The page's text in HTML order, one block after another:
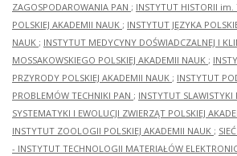
ZAGOSPODAROWANIA PAN ; INSTYTUT HISTORII im.
POLSKIEJ AKADEMII NAUK ; INSTYTUT JĘZYKA
NAUK ; INSTYTUT MEDYCYNY DOŚWIADCZALNEJ I
MOSSAKOWSKIEGO POLSKIEJ AKADEMII NAUK ;
PRZYRODY POLSKIEJ AKADEMII NAUK ; INSTYTUT
PROBLEMÓW TECHNIKI PAN ; INSTYTUT SLAWISTYKI
SYSTEMATYKI I EWOLUCJI ZWIERZĄT POLSKIEJ
INSTYTUT ZOOLOGII POLSKIEJ AKADEMII NAUK ;
- INSTYTUT TECHNOLOGII MATERIAŁÓW